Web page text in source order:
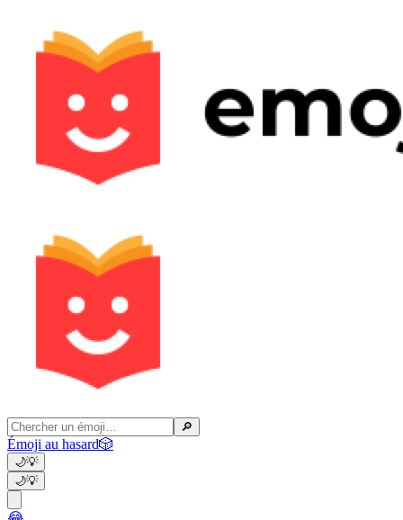
🔎
Émoji au hasard🎲
🌙💡
🌙💡